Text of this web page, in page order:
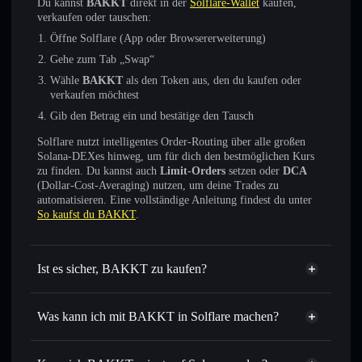
Du kannst BAKKT direkt in der Solflare-Wallet kaufen,
verkaufen oder tauschen:
Öffne Solflare (App oder Browsererweiterung)
Gehe zum Tab „Swap“
Wähle BAKKT als den Token aus, den du kaufen oder
verkaufen möchtest
Gib den Betrag ein und bestätige den Tausch
Solflare nutzt intelligentes Order-Routing über alle großen
Solana-DEXes hinweg, um für dich den bestmöglichen Kurs
zu finden. Du kannst auch Limit-Orders setzen oder DCA
(Dollar-Cost-Averaging) nutzen, um deine Trades zu
automatisieren. Eine vollständige Anleitung findest du unter
So kaufst du BAKKT.
Ist es sicher, BAKKT zu kaufen?
BAKKT verifizierter Token
Was kann ich mit BAKKT in Solflare machen?
BAKKT
Solflare-Wallet